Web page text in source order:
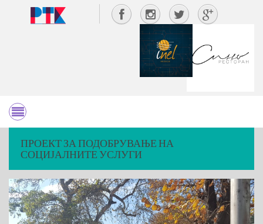
ПРОЕКТ ЗА ПОДОБРУВАЊЕ НА
СОЦИЈАЛНИТЕ УСЛУГИ